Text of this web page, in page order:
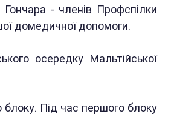
Гончара - членів Профспілки
домедичної допомоги.
осередку Мальтійської
блоку. Під час першого блоку